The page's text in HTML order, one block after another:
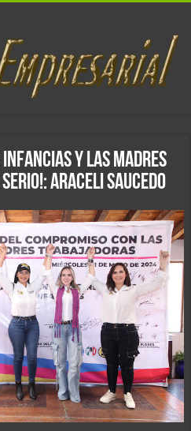
infancias y las madres
Araceli Saucedo